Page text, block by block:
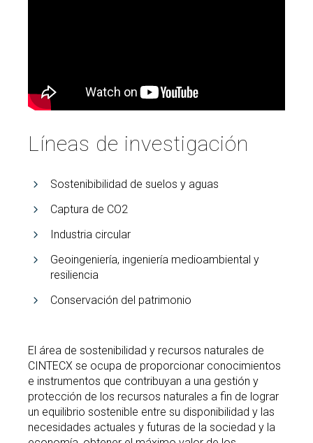
Líneas de investigación
Sostenibibilidad de suelos y aguas
Captura de CO2
Industria circular
Geoingeniería, ingeniería medioambiental y
resiliencia
Conservación del patrimonio
El área de sostenibilidad y recursos naturales de
CINTECX se ocupa de proporcionar conocimientos
e instrumentos que contribuyan a una gestión y
protección de los recursos naturales a fin de lograr
un equilibrio sostenible entre su disponibilidad y las
necesidades actuales y futuras de la sociedad y la